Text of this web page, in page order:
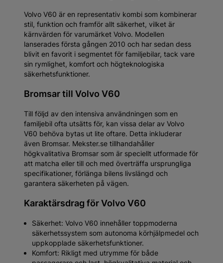
Volvo V60 är en representativ kombi som kombinerar
stil, funktion och framför allt säkerhet, vilket är
kärnvärden för varumärket Volvo. Modellen
lanserades första gången 2010 och har sedan dess
blivit en favorit i segmentet för familjebilar, tack vare
sin rymlighet, komfort och högteknologiska
säkerhetsfunktioner.
Bromsar till Volvo V60
Till följd av den intensiva användningen som en
familjebil ofta utsätts för, kan vissa delar av Volvo
V60 behöva bytas ut lite oftare. Detta inkluderar
även Bromsar. Mekster.se tillhandahåller
högkvalitativa Bromsar som är speciellt utformade för
att matcha eller till och med överträffa ursprungliga
specifikationer, förlänga bilens livslängd och
garantera säkerheten på vägen.
Karaktärsdrag för Volvo V60
Säkerhet: Volvo V60 innehåller toppmoderna
säkerhetssystem som autonoma körhjälpmedel och
uppkopplade säkerhetsfunktioner.
Komfort: Rikligt med utrymme för både